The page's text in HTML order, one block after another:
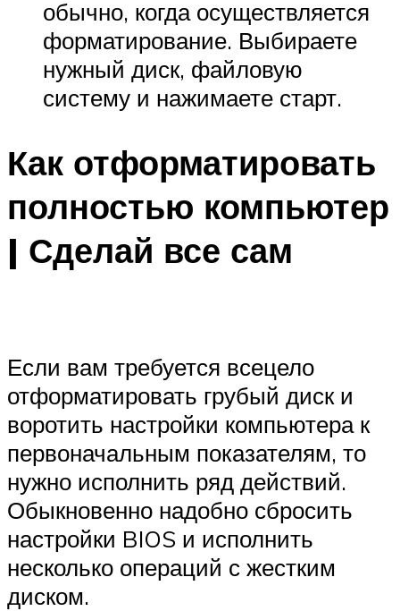
обычно, когда осуществляется
форматирование. Выбираете
нужный диск, файловую
систему и нажимаете старт.
Как отформатировать
полностью компьютер
| Сделай все сам
Если вам требуется всецело
отформатировать грубый диск и
воротить настройки компьютера к
первоначальным показателям, то
нужно исполнить ряд действий.
Обыкновенно надобно сбросить
настройки BIOS и исполнить
несколько операций с жестким
диском.